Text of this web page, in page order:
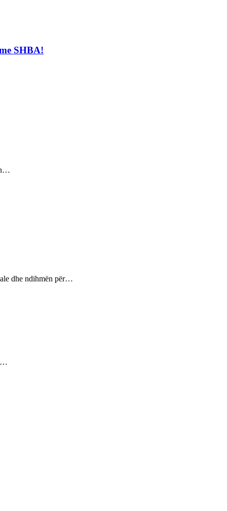
SHBA!
dhe ndihmën për…